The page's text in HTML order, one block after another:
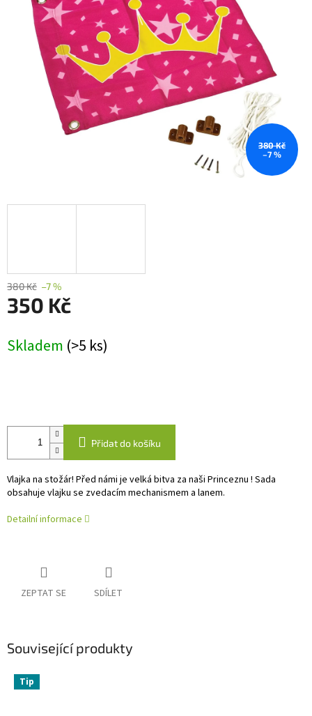
380 Kč
–7 %
380 Kč –7 %
350 Kč
cena:
Skladem (>5 ks)
Přidat do košíku
Vlajka na stožár! Před námi je velká bitva za naši Princeznu ! Sada
obsahuje vlajku se zvedacím mechanismem a lanem.
Detailní informace
ZEPTAT SE SDÍLET
Související produkty
Tip